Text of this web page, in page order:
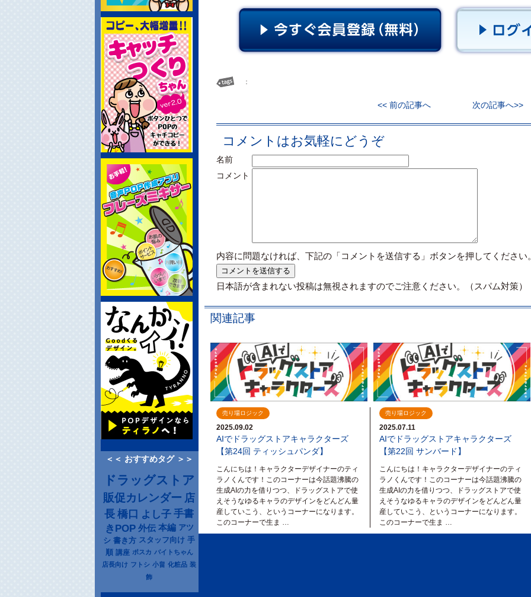
＜＜ おすすめタグ ＞＞
ドラッグストア
販促カレンダー 店
長 橋口 よし子 手書
きPOP 外伝 本編 アツ
シ 書き方 スタッフ向け 手
順 講座 ポスカ バイトちゃん
店長向け フトシ 小畠 化粧品 装
飾
：
<< 前の記事へ 次の記事へ>>
コメントはお気軽にどうぞ
名前
コメント
内容に問題なければ、下記の「コメントを送信する」ボタンを押してください
日本語が含まれない投稿は無視されますのでご注意ください。（スパム対策）
関連記事
売り場ロジック
2025.09.02
AIでドラッグストアキャラクターズ
【第24回 ティッシュパンダ】
こんにちは！キャラクターデザイナーのティ
ラノくんです！このコーナーは今話題沸騰の
生成AIの力を借りつつ、ドラッグストアで使
えそうなゆるキャラのデザインをどんどん量
産していこう、というコーナーになります。
このコーナーで生ま …
売り場ロジック
2025.07.11
AIでドラッグストアキャラクターズ
【第22回 サンバード】
こんにちは！キャラクターデザイナーのティ
ラノくんです！このコーナーは今話題沸騰の
生成AIの力を借りつつ、ドラッグストアで使
えそうなゆるキャラのデザインをどんどん量
産していこう、というコーナーになります。
このコーナーで生ま …